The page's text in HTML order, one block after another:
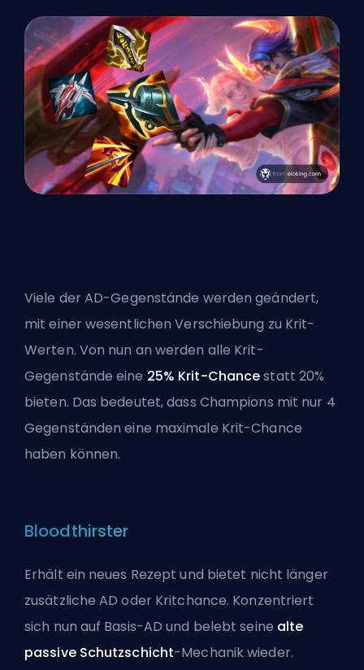
Viele der AD-Gegenstände werden geändert,
mit einer wesentlichen Verschiebung zu Krit-
Werten. Von nun an werden alle Krit-
Gegenstände eine 25% Krit-Chancestatt 20%
bieten. Das bedeutet, dass Champions mit nur 4
Gegenständen eine maximale Krit-Chance
haben können.
Bloodthirster
Erhält ein neues Rezept und bietet nicht länger
zusätzliche AD oder Kritchance. Konzentriert
sich nun auf Basis-AD und belebt seine alte
passive Schutzschicht-Mechanik wieder.